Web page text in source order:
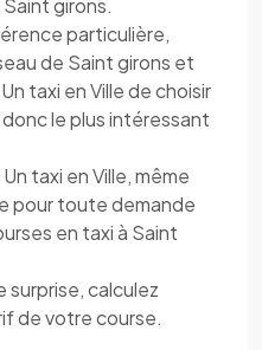
girons.
particulière,
de Saint girons et
taxi en Ville de choisir
le plus intéressant
taxi en Ville, même
pour toute demande
en taxi à Saint
surprise, calculez
de votre course.